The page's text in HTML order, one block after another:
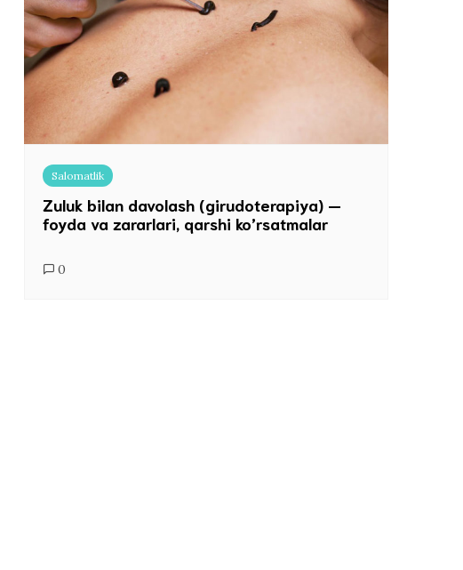
Salomatlik
Zuluk bilan davolash (girudoterapiya) —
foyda va zararlari, qarshi ko’rsatmalar
0